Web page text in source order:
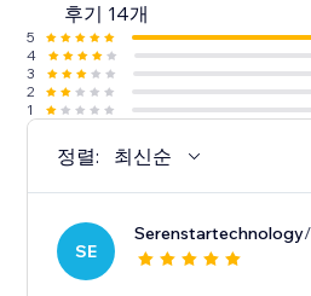
후기 14개
5
4
3
2
1
정렬: 최신순
SE
Serenstartechnology